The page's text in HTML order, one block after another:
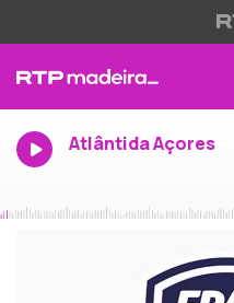
Atlântida Açores